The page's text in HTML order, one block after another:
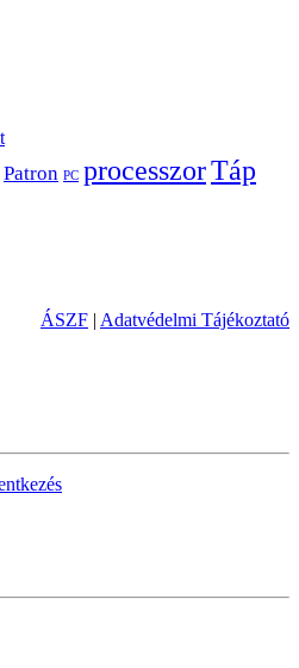
Patron PC processzorTáp
ÁSZF | Adatvédelmi Tájékoztató